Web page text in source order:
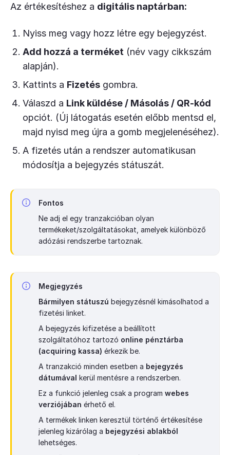
Az értékesítéshez a digitális naptárban:
Nyiss meg vagy hozz létre egy bejegyzést.
Add hozzá a terméket (név vagy cikkszám
alapján).
Kattints a Fizetés gombra.
Válaszd a Link küldése / Másolás / QR-kód
opciót. (Új látogatás esetén előbb mentsd el,
majd nyisd meg újra a gomb megjelenéséhez).
A fizetés után a rendszer automatikusan
módosítja a bejegyzés státuszát.
Fontos
Ne adj el egy tranzakcióban olyan
termékeket/szolgáltatásokat, amelyek különböző
adózási rendszerbe tartoznak.
Megjegyzés
Bármilyen státuszú bejegyzésnél kimásolhatod a
fizetési linket.
A bejegyzés kifizetése a beállított
szolgáltatóhoz tartozó online pénztárba
(acquiring kassa) érkezik be.
A tranzakció minden esetben a bejegyzés
dátumával kerül mentésre a rendszerben.
Ez a funkció jelenleg csak a program webes
verziójában érhető el.
A termékek linken keresztül történő értékesítése
jelenleg kizárólag a bejegyzési ablakból
lehetséges.